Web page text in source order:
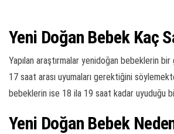
Yeni Doğan Bebek Kaç
Yapılan araştırmalar yenidoğan bebeklerin
17 saat arası uyumaları gerektiğini
bebeklerin ise 18 ila 19 saat kadar uyuduğu
Yeni Doğan Bebek